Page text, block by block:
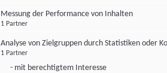
Messung der Performance von Inhalten
1 Partner
Analyse von Zielgruppen durch Statistiken oder
1 Partner
- mit berechtigtem Interesse